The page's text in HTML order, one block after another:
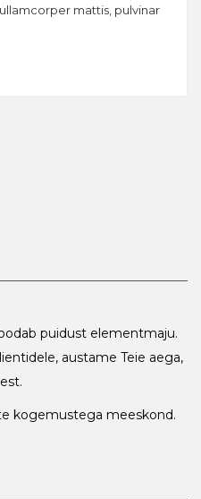
mattis, pulvinar
puidust elementmaju.
austame Teie aega,
kogemustega meeskond.